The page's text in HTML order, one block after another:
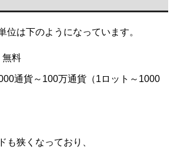
位は下のようになっています。
無料
通貨～100万通貨（1ロット～1000
も狭くなっており、